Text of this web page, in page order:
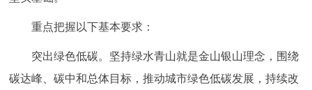
重点把握以下基本要求：
突出绿色低碳。坚持绿水青山就是金山银山理念，围绕
碳达峰、碳中和总体目标，推动城市绿色低碳发展，持续改